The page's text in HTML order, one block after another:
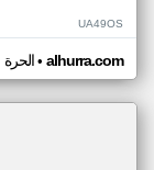
UA49OS
الحرة• alhurra.com